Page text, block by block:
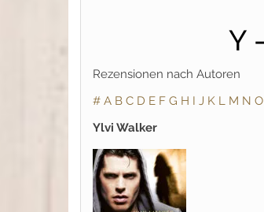
Y
Rezensionen nach Autoren
# A B C D E F G H I J K L M N O
Ylvi Walker